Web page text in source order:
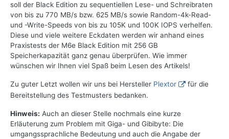
soll der Black Edition zu sequentiellen Lese- und Schreibraten
von bis zu 770 MB/s bzw. 625 MB/s sowie Random-4k-Read-
und -Write-Speeds von bis zu 105K und 100K IOPS verhelfen.
Diese und viele weitere Eckdaten werden wir anhand eines
Praxistests der M6e Black Edition mit 256 GB
Speicherkapazität ganz genau überprüfen. Wie immer
wünschen wir Ihnen viel Spaß beim Lesen des Artikels!
Zu guter Letzt wollen wir uns bei Hersteller Plextor
für die
Bereitstellung des Testmusters bedanken.
Hinweis: Auch an dieser Stelle nochmals eine kurze
Erläuterung zum Problem mit Giga- und Gibibyte: Die
umgangssprachliche Bedeutung und auch die Angabe der